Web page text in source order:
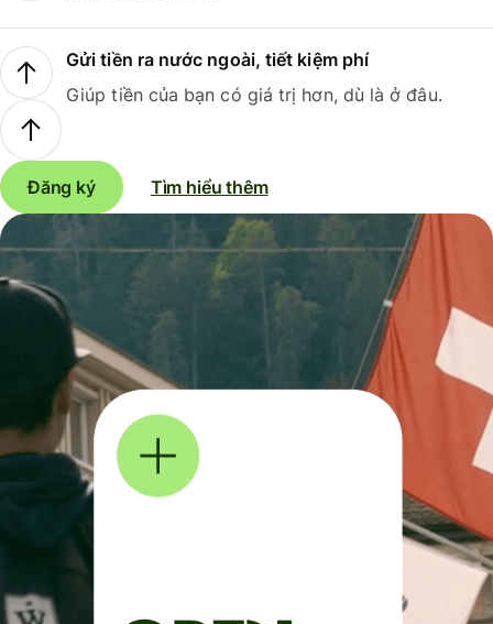
Gửi tiền ra nước ngoài, tiết kiệm phí
Giúp tiền của bạn có giá trị hơn, dù là ở đâu.
Đăng ký Tìm hiểu thêm